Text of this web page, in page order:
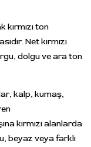
kırmızı ton
Net kırmızı
dolgu ve ara ton
kalp, kumaş,
kırmızı alanlarda
beyaz veya farklı